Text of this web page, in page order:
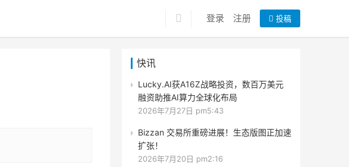
登录 注册 投稿
快讯
Lucky.AI获A16Z战略投资，数百万美元
融资助推AI算力全球化布局
2026年7月27日 pm5:43
Bizzan 交易所重磅进展！生态版图正加速
扩张！
2026年7月20日 pm2:16